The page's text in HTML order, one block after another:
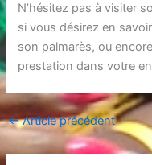
N’hésitez pas à visiter
si vous désirez en
son palmarès, ou
prestation dans votre
←Article précédent